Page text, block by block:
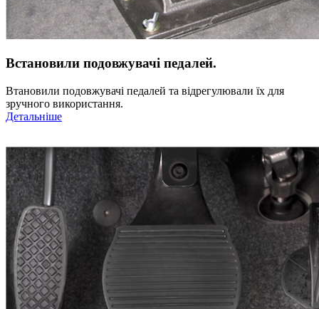
Встановили подовжувачі педалей.
Втановили подовжувачі педалей та відрегулювали їх для
зручного використання.
Детальніше